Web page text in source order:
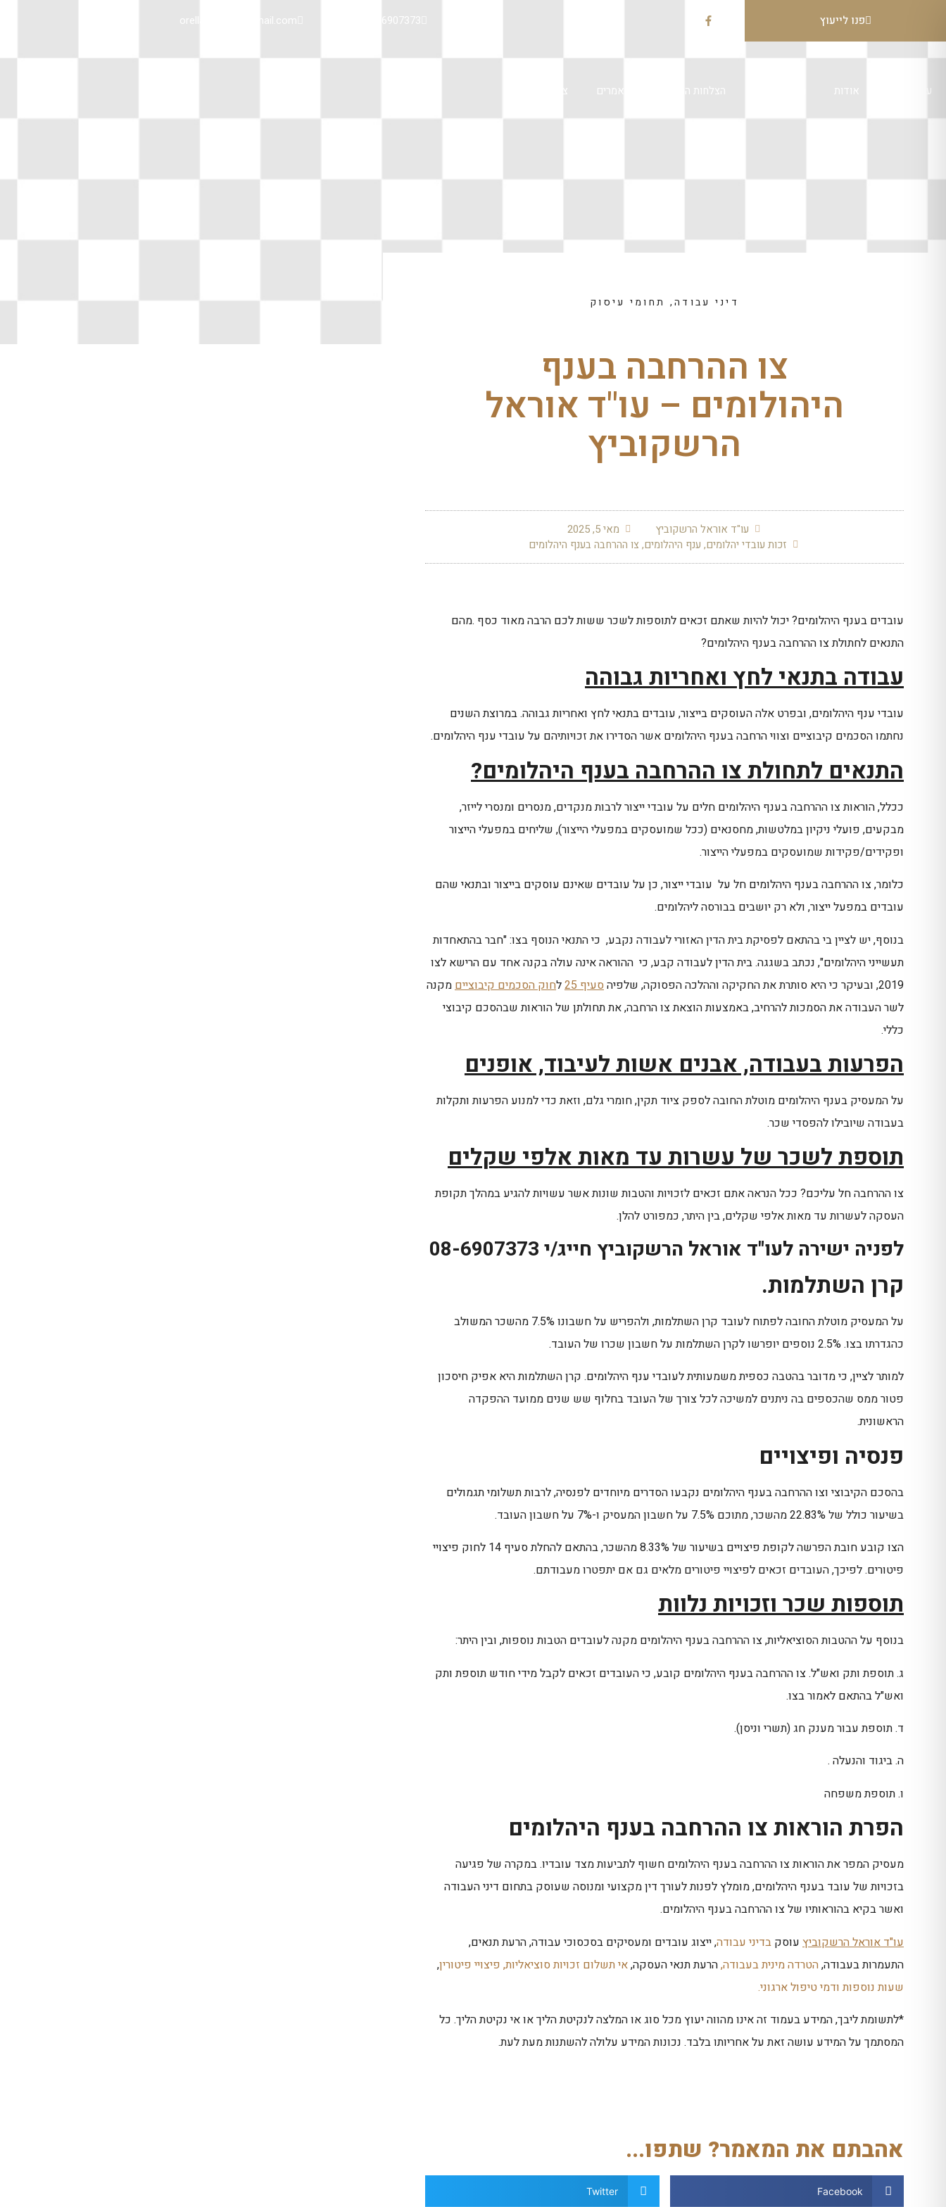
פנו לייעוץ 08-6907373
orellawoffice@gmail.com
עמוד הבית אודות הצלחות המשרד מאמרים צרו קשר
דיני עבודה, תחומי עיסוק
צו ההרחבה בענף
היהולומים – עו"ד אוראל
הרשקוביץ
עו"ד אוראל הרשקוביץ
מאי 5, 2025
זכות עובדי יהלומים, ענף היהלומים, צו ההרחבה בענף היהלומים
עובדים בענף היהלומים? יכול להיות שאתם זכאים לתוספות לשכר ששות לכם הרבה מאוד כסף .מהם
התנאים לחתולת צו ההרחבה בענף היהלומים?
עבודה בתנאי לחץ ואחריות גבוהה
עובדי ענף היהלומים, ובפרט אלה העוסקים בייצור, עובדים בתנאי לחץ ואחריות גבוהה. במרוצת השנים
נחתמו הסכמים קיבוציים וצווי הרחבה בענף היהלומים אשר הסדירו את זכויותיהם על עובדי ענף היהלומים.
התנאים לתחולת צו ההרחבה בענף היהלומים?
ככלל, הוראות צו ההרחבה בענף היהלומים חלים על עובדי ייצור לרבות מנקדים, מנסרים ומנסרי לייזר,
מבקעים, פועלי ניקיון במלטשות, מחסנאים (ככל שמועסקים במפעלי הייצור), שליחים במפעלי הייצור
ופקידים/פקידות שמועסקים במפעלי הייצור.
כלומר, צו ההרחבה בענף היהלומים חל על עובדי ייצור, כן על עובדים שאינם עוסקים בייצור ובתנאי שהם
עובדים במפעל ייצור, ולא רק יושבים בבורסה ליהלומים.
בנוסף, יש לציין בי בהתאם לפסיקת בית הדין האזורי לעבודה נקבע, כי התנאי הנוסף בצו: "חבר בהתאחדות
תעשייני היהלומים", נכתב בשגגה. בית הדין לעבודה קבע, כי ההוראה אינה עולה בקנה אחד עם הרישא לצו
2019, ובעיקר כי היא סותרת את החקיקה וההלכה הפסוקה, שלפיה
סעיף 25 לחוק הסכמים קיבוציים מקנה
לשר העבודה את הסמכות להרחיב, באמצעות הוצאת צו הרחבה, את תחולתן של הוראות שבהסכם קיבוצי
כללי.
הפרעות בעבודה, אבנים אשות לעיבוד, אופנים
על המעסיק בענף היהלומים מוטלת החובה לספק ציוד תקין, חומרי גלם, וזאת כדי למנוע הפרעות ותקלות
בעבודה שיובילו להפסדי שכר.
תוספת לשכר של עשרות עד מאות אלפי שקלים
צו ההרחבה חל עליכם? ככל הנראה אתם זכאים לזכויות והטבות שונות אשר עשויות להגיע במהלך תקופת
העסקה לעשרות עד מאות אלפי שקלים, בין היתר, כמפורט להלן.
לפניה ישירה לעו"ד אוראל הרשקוביץ חייג/י 08-6907373
קרן השתלמות.
על המעסיק מוטלת החובה לפתוח לעובד קרן השתלמות, ולהפריש על חשבונו 7.5% מהשכר המשולב
כהגדרתו בצו. 2.5% נוספים יופרשו לקרן השתלמות על חשבון שכרו של העובד.
למותר לציין, כי מדובר בהטבה כספית משמעותית לעובדי ענף היהלומים. קרן השתלמות היא אפיק חיסכון
פטור ממס שהכספים בה ניתנים למשיכה לכל צורך של העובד בחלוף שש שנים ממועד ההפקדה
הראשונית.
פנסיה ופיצויים
בהסכם הקיבוצי וצו ההרחבה בענף היהלומים נקבעו הסדרים מיוחדים לפנסיה, לרבות תשלומי תגמולים
בשיעור כולל של 22.83% מהשכר, מתוכם 7.5% על חשבון המעסיק ו-7% על חשבון העובד.
הצו קובע חובת הפרשה לקופת פיצויים בשיעור של 8.33% מהשכר, בהתאם להחלת סעיף 14 לחוק פיצויי
פיטורים. לפיכך, העובדים זכאים לפיצויי פיטורים מלאים גם אם יתפטרו מעבודתם.
תוספות שכר וזכויות נלוות
בנוסף על ההטבות הסוציאליות, צו ההרחבה בענף היהלומים מקנה לעובדים הטבות נוספות, ובין היתר:
ג. תוספת ותק ואש"ל. צו ההרחבה בענף היהלומים קובע, כי העובדים זכאים לקבל מידי חודש תוספת ותק
ואש"ל בהתאם לאמור בצו.
ד. תוספת עבור מענק חג (תשרי וניסן).
ה. ביגוד והנעלה .
ו. תוספת משפחה
הפרת הוראות צו ההרחבה בענף היהלומים
מעסיק המפר את הוראות צו ההרחבה בענף היהלומים חשוף לתביעות מצד עובדיו. במקרה של פגיעה
בזכויות של עובד בענף היהלומים, מומלץ לפנות לעורך דין מקצועי ומנוסה שעוסק בתחום דיני העבודה
ואשר בקיא בהוראותיו של צו ההרחבה בענף היהלומים.
עו"ד אוראל הרשקוביץ עוסק בדיני עבודה, ייצוג עובדים ומעסיקים בסכסוכי עבודה, הרעת תנאים,
התעמרות בעבודה,הטרדה מינית בעבודה,הרעת תנאי העסקה,אי תשלום זכויות סוציאליות, פיצויי פיטורין,
שעות נוספות ודמי טיפול ארגוני.
*לתשומת ליבך, המידע בעמוד זה אינו מהווה יעוץ מכל סוג או המלצה לנקיטת הליך או אי נקיטת הליך. כל
המסתמך על המידע עושה זאת על אחריותו בלבד. נכונות המידע עלולה להשתנות מעת לעת.
אהבתם את המאמר? שתפו...
Facebook
Twitter